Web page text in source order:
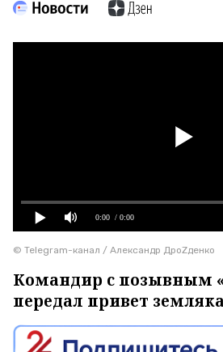
0:00 / 0:00
© Telegram-канал / Александр ДроZденко
Командир с позывным
передал привет